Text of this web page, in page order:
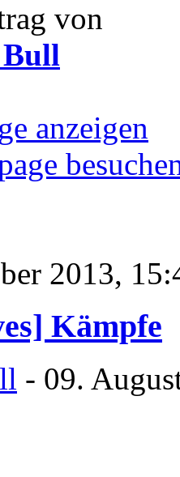
von
anzeigen
2013,
Kämpfe
- 09.